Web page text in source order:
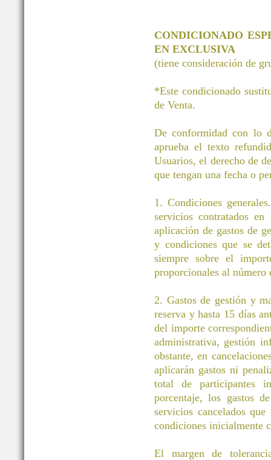
CONDICIONADO
EN EXCLUSIVA
(tiene consideración de
*Este condicionado
de Venta.
De conformidad con lo
aprueba el texto
Usuarios, el derecho de
que tengan una fecha o
1. Condiciones
servicios contratados
aplicación de gastos de
y condiciones que se
siempre sobre el
proporcionales al número
2. Gastos de gestión y
reserva y hasta 15 días
del importe
administrativa, gestión
obstante, en
aplicarán gastos ni
total de participantes
porcentaje, los gastos
servicios cancelados
condiciones inicialmente
El margen de